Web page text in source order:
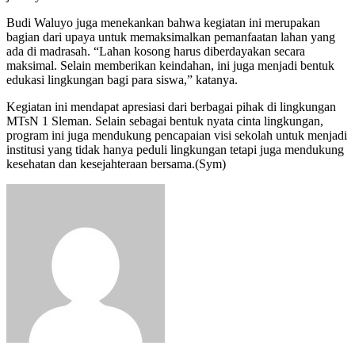
Budi Waluyo juga menekankan bahwa kegiatan ini merupakan
bagian dari upaya untuk memaksimalkan pemanfaatan lahan yang
ada di madrasah. “Lahan kosong harus diberdayakan secara
maksimal. Selain memberikan keindahan, ini juga menjadi bentuk
edukasi lingkungan bagi para siswa,” katanya.
Kegiatan ini mendapat apresiasi dari berbagai pihak di lingkungan
MTsN 1 Sleman. Selain sebagai bentuk nyata cinta lingkungan,
program ini juga mendukung pencapaian visi sekolah untuk menjadi
institusi yang tidak hanya peduli lingkungan tetapi juga mendukung
kesehatan dan kesejahteraan bersama.(Sym)